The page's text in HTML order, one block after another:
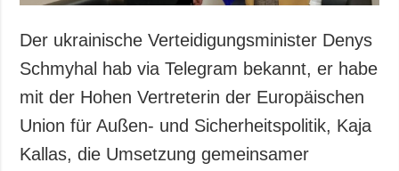
Der ukrainische Verteidigungsminister Denys
Schmyhal hab via Telegram bekannt, er habe
mit der Hohen Vertreterin der Europäischen
Union für Außen- und Sicherheitspolitik, Kaja
Kallas, die Umsetzung gemeinsamer